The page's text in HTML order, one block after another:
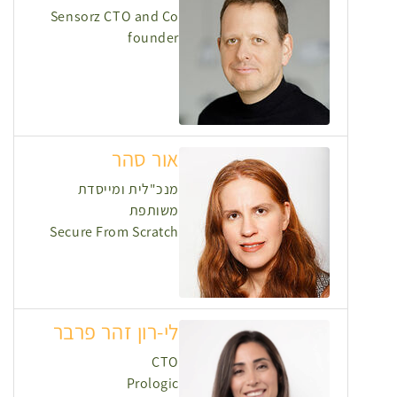
Sensorz CTO and Co
founder
אור סהר
מנכ"לית ומייסדת
משותפת
Secure From Scratch
לי-רון זהר פרבר
CTO
Prologic